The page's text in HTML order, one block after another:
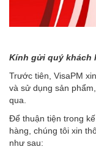
Kính gửi quý khách
Trước tiên, VisaPM
và sử dụng sản
qua.
Để thuận tiện trong
hàng, chúng tôi xin
như sau: